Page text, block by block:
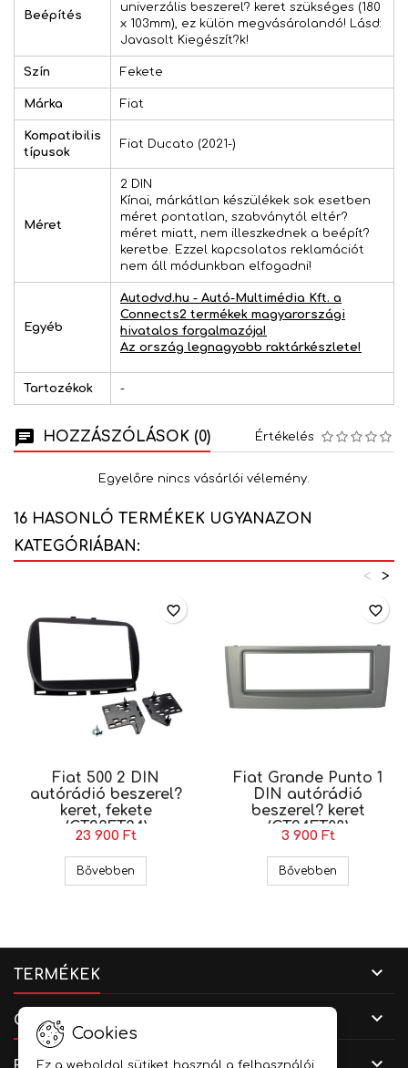
Beépítés
univerzális beszerel? keret szükséges (180
x 103mm), ez külön megvásárolandó! Lásd:
Javasolt Kiegészít?k!
Szín Fekete
Márka Fiat
Kompatibilis
típusok
Fiat Ducato (2021-)
Méret
2 DIN
Kínai, márkátlan készülékek sok esetben
méret pontatlan, szabványtól eltér?
méret miatt, nem illeszkednek a beépít?
keretbe. Ezzel kapcsolatos reklamációt
nem áll módunkban elfogadni!
Egyéb
Autodvd.hu - Autó-Multimédia Kft. a
Connects2 termékek magyarországi
hivatalos forgalmazója!
Az ország legnagyobb raktárkészlete!
Tartozékok -
HOZZÁSZÓLÁSOK (0) Értékelés
Egyelőre nincs vásárlói vélemény.
16 HASONLÓ TERMÉKEK UGYANAZON
KATEGÓRIÁBAN:
>
<
Fiat 500 2 DIN
autórádió beszerel?
keret, fekete
(CT23FT34)
23 900 Ft
Bővebben Fiat 500 2 DIN autórádió beszerel? keret, fekete
favorite_border
Fiat Grande Punto 1
DIN autórádió
beszerel? keret
(CT24FT08)
3 900 Ft
Bővebben
favorite_border
TERMÉKEK 
CÉGADATOK 
Cookies
Ez a weboldal sütiket használ a felhasználói